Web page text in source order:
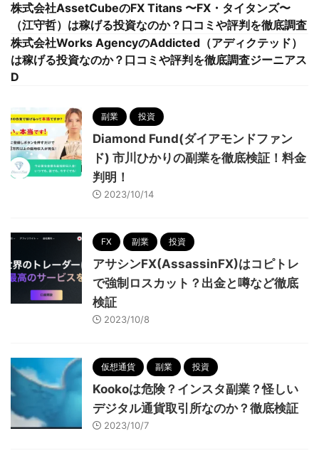
株式会社AssetCubeのFX Titans 〜FX・タイタンズ〜
（江守哲）は稼げる投資なのか？口コミや評判を徹底調査
株式会社Works AgencyのAddicted（アディクテッド）
は稼げる投資なのか？口コミや評判を徹底調査ジーニアス
D
副業 投資
Diamond Fund(ダイアモンドファン
ド) 市川ひかりの副業を徹底検証！料金
判明！
2023/10/14
FX 副業 投資
アサシンFX(AssassinFX)はコピトレ
で強制ロスカット？出金と噂など徹底
検証
2023/10/8
仮想通貨 副業 投資
Kookoは危険？インスタ副業？怪しい
デジタル通貨取引所なのか？徹底検証
2023/10/7